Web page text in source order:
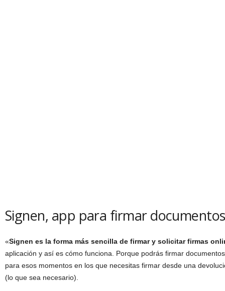
Signen, app para firmar documentos
«Signen es la forma más sencilla de firmar y solicitar firmas
aplicación y así es cómo funciona. Porque podrás firmar
para esos momentos en los que necesitas firmar desde una
(lo que sea necesario).